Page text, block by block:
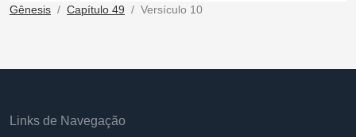
Gênesis Capítulo 49 Versículo 10
Links de Navegação